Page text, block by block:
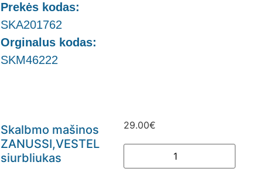
Prekės kodas:
SKA201762
Orginalus kodas:
SKM46222
Skalbmo mašinos
ZANUSSI,VESTEL
siurbliukas
29.00€